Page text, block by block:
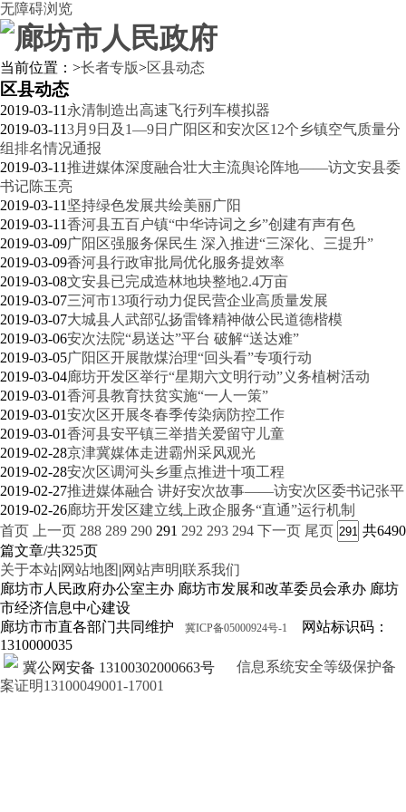
无障碍浏览
当前位置： >长者专版>区县动态
区县动态
2019-03-11 永清制造出高速飞行列车模拟器
2019-03-113月9日及1—9日广阳区和安次区12个乡镇空气质量分
组排名情况通报
2019-03-11推进媒体深度融合壮大主流舆论阵地——访文安县委
书记陈玉亮
2019-03-11 坚持绿色发展共绘美丽广阳
2019-03-11香河县五百户镇“中华诗词之乡”创建有声有色
2019-03-09广阳区强服务保民生 深入推进“三深化、三提升”
2019-03-09香河县行政审批局优化服务提效率
2019-03-08文安县已完成造林地块整地2.4万亩
2019-03-07三河市13项行动力促民营企业高质量发展
2019-03-07大城县人武部弘扬雷锋精神做公民道德楷模
2019-03-06安次法院“易送达”平台 破解“送达难”
2019-03-05广阳区开展散煤治理“回头看”专项行动
2019-03-04廊坊开发区举行“星期六文明行动”义务植树活动
2019-03-01香河县教育扶贫实施“一人一策”
2019-03-01安次区开展冬春季传染病防控工作
2019-03-01香河县安平镇三举措关爱留守儿童
2019-02-28京津冀媒体走进霸州采风观光
2019-02-28安次区调河头乡重点推进十项工程
2019-02-27推进媒体融合 讲好安次故事——访安次区委书记张平
2019-02-26廊坊开发区建立线上政企服务“直通”运行机制
首页
上一页 288 289 290 291 292 293 294 下一页 尾页
共6490
篇文章/共325页
关于本站|网站地图 |网站声明|联系我们
廊坊市人民政府办公室主办 廊坊市发展和改革委员会承办 廊坊
市经济信息中心建设
廊坊市市直各部门共同维护
冀ICP备05000924号-1
网站标识码：
1310000035
冀公网安备 13100302000663号
信息系统安全等级保护备
案证明13100049001-17001